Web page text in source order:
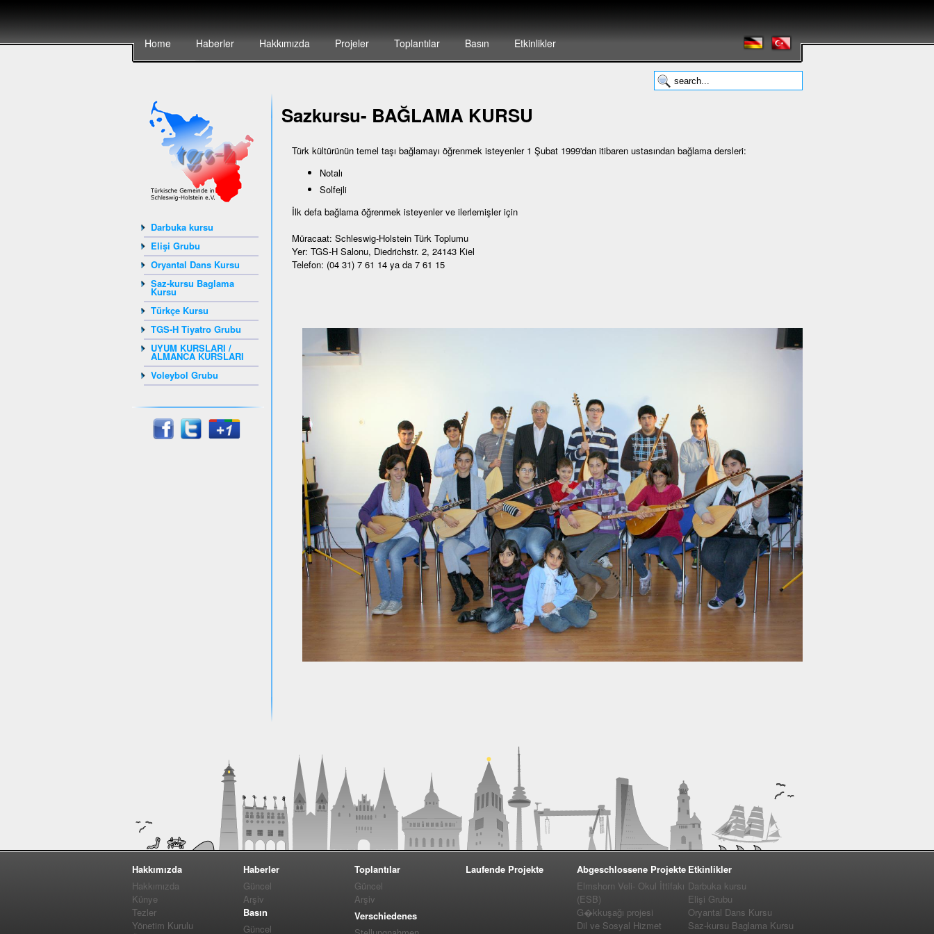
Home Haberler Hakkımızda Projeler Toplantılar Basın Etkinlikler
Darbuka kursu
Elişi Grubu
Oryantal Dans Kursu
Saz-kursu Baglama
Kursu
Türkçe Kursu
TGS-H Tiyatro Grubu
UYUM KURSLARI /
ALMANCA KURSLARI
Voleybol Grubu
Sazkursu- BAĞLAMA KURSU
Türk kültürünün temel taşı bağlamayı öğrenmek isteyenler 1 Şubat 1999'dan itibaren ustasından bağlama dersleri:
Notalı
Solfejli
İlk defa bağlama öğrenmek isteyenler ve ilerlemişler için
Müracaat: Schleswig-Holstein Türk Toplumu
Yer: TGS-H Salonu, Diedrichstr. 2, 24143 Kiel
Telefon: (04 31) 7 61 14 ya da 7 61 15
Hakkımızda
Hakkımızda
Künye
Tezler
Yönetim Kurulu
Haberler
Güncel
Arşiv
Basın
Güncel
Toplantılar
Güncel
Arşiv
Verschiedenes
Laufende Projekte
Abgeschlossene Projekte
Elmshorn Veli- Okul İttifakı
(ESB)
G�kkuşağı projesi
Dil ve Sosyal Hizmet
Etkinlikler
Darbuka kursu
Elişi Grubu
Oryantal Dans Kursu
Saz-kursu Baglama Kursu